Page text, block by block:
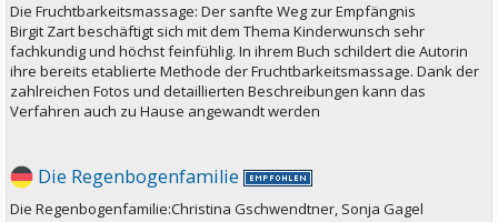
Die Fruchtbarkeitsmassage: Der sanfte Weg zur Empfängnis
Birgit Zart beschäftigt sich mit dem Thema Kinderwunsch sehr
fachkundig und höchst feinfühlig. In ihrem Buch schildert die Autorin
ihre bereits etablierte Methode der Fruchtbarkeitsmassage. Dank der
zahlreichen Fotos und detaillierten Beschreibungen kann das
Verfahren auch zu Hause angewandt werden
Die Regenbogenfamilie
Die Regenbogenfamilie:Christina Gschwendtner, Sonja Gagel